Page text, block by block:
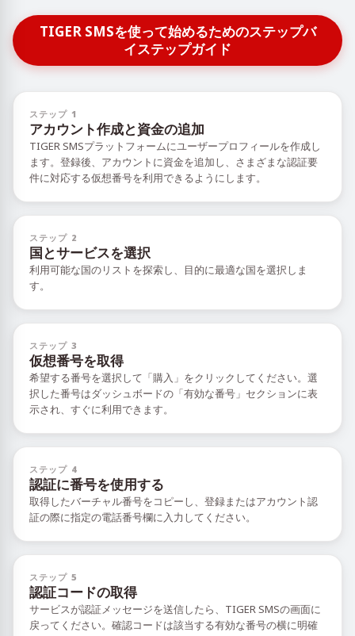
TIGER SMSを使って始めるためのステップバ
イステップガイド
ステップ 1
アカウント作成と資金の追加
TIGER SMSプラットフォームにユーザープロフィールを作成し
ます。登録後、アカウントに資金を追加し、さまざまな認証要
件に対応する仮想番号を利用できるようにします。
ステップ 2
国とサービスを選択
利用可能な国のリストを探索し、目的に最適な国を選択しま
す。
ステップ 3
仮想番号を取得
希望する番号を選択して「購入」をクリックしてください。選
択した番号はダッシュボードの「有効な番号」セクションに表
示され、すぐに利用できます。
ステップ 4
認証に番号を使用する
取得したバーチャル番号をコピーし、登録またはアカウント認
証の際に指定の電話番号欄に入力してください。
ステップ 5
認証コードの取得
サービスが認証メッセージを送信したら、TIGER SMSの画面に
戻ってください。確認コードは該当する有効な番号の横に明確